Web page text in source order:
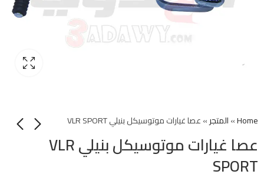
Home
»المتجر»عصا غيارات موتوسيكل بنيلي VLR SPORT
عصا غيارات موتوسيكل بنيلي VLR
SPORT